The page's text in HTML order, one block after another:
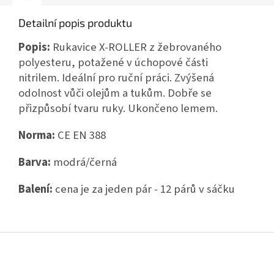
Detailní popis produktu
Popis: Rukavice X-ROLLER z žebrovaného
polyesteru, potažené v úchopové části
nitrilem. Ideální pro ruční práci. Zvýšená
odolnost vůči olejům a tukům. Dobře se
přizpůsobí tvaru ruky. Ukončeno lemem.
Norma: CE EN 388
Barva: modrá/černá
Balení: cena je za jeden pár - 12 párů v sáčku